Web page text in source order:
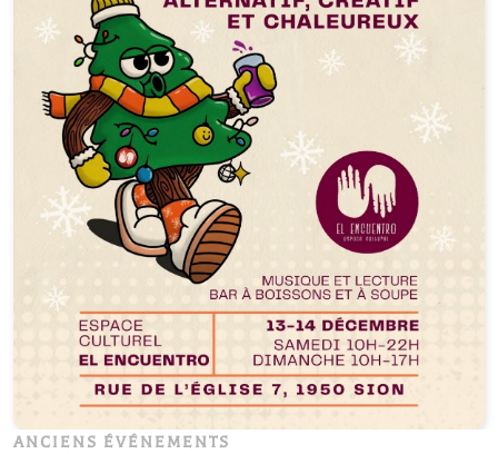
ANCIENS ÉVÉNEMENTS